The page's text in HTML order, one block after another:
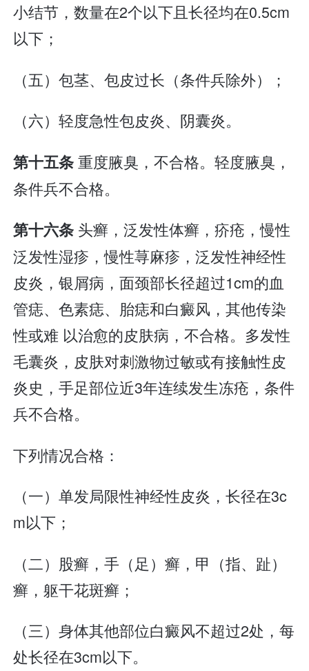
小结节，数量在2个以下且长径均在0.5cm
以下；
（五）包茎、包皮过长（条件兵除外）；
（六）轻度急性包皮炎、阴囊炎。
第十五条重度腋臭，不合格。轻度腋臭，
条件兵不合格。
第十六条 头癣，泛发性体癣，疥疮，慢性
泛发性湿疹，慢性荨麻疹，泛发性神经性
皮炎，银屑病，面颈部长径超过1cm的血
管痣、色素痣、胎痣和白癜风，其他传染
性或难 以治愈的皮肤病，不合格。多发性
毛囊炎，皮肤对刺激物过敏或有接触性皮
炎史，手足部位近3年连续发生冻疮，条件
兵不合格。
下列情况合格：
（一）单发局限性神经性皮炎，长径在3c
m以下；
（二）股癣，手（足）癣，甲（指、趾）
癣，躯干花斑癣；
（三）身体其他部位白癜风不超过2处，每
处长径在3cm以下。